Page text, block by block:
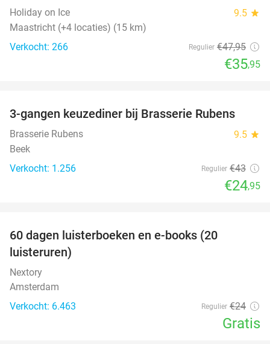
Holiday on Ice 9.5 star
Maastricht (+4 locaties) (15 km)
Verkocht: 266
Regulier €47,95
€35,95
42%
3-gangen keuzediner bij Brasserie Rubens
Brasserie Rubens 9.5 star
Beek
Verkocht: 1.256
Regulier €43
€24,95
60 dagen luisterboeken en e-books (20
luisteruren)
Nextory
Amsterdam
Verkocht: 6.463
Regulier €24
Gratis